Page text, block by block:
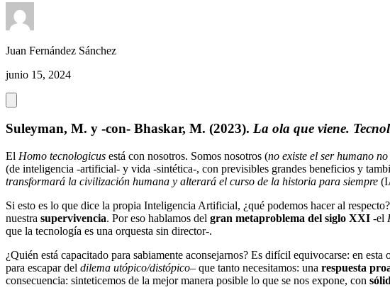
Juan Fernández Sánchez
junio 15, 2024
Suleyman, M. y -con- Bhaskar, M. (2023). La ola que viene.
El Homo tecnologicus está con nosotros. Somos nosotros (no existe el ser humano
(de inteligencia -artificial- y vida -sintética-, con previsibles grandes beneficios y
transformará la civilización humana y alterará el curso de la historia para siempre
Si esto es lo que dice la propia Inteligencia Artificial, ¿qué podemos hacer al
nuestra supervivencia. Por eso hablamos del gran metaproblema del siglo XXI -el
que la tecnología es una orquesta sin director-.
¿Quién está capacitado para sabiamente aconsejarnos? Es difícil equivocarse: en esta
para escapar del dilema utópico/distópico– que tanto necesitamos: una respuesta
consecuencia: sinteticemos de la mejor manera posible lo que se nos expone, con